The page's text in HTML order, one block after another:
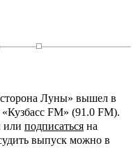
Луны» вышел в
FM» (91.0 FM).
или подписаться на
выпуск можно в